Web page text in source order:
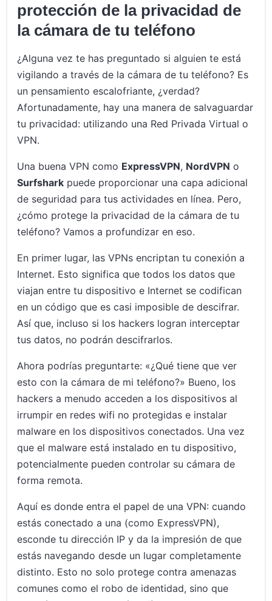
protección de la privacidad de
la cámara de tu teléfono
¿Alguna vez te has preguntado si alguien te está
vigilando a través de la cámara de tu teléfono? Es
un pensamiento escalofriante, ¿verdad?
Afortunadamente, hay una manera de salvaguardar
tu privacidad: utilizando una Red Privada Virtual o
VPN.
Una buena VPN como ExpressVPN, NordVPN o
Surfshark puede proporcionar una capa adicional
de seguridad para tus actividades en línea. Pero,
¿cómo protege la privacidad de la cámara de tu
teléfono? Vamos a profundizar en eso.
En primer lugar, las VPNs encriptan tu conexión a
Internet. Esto significa que todos los datos que
viajan entre tu dispositivo e Internet se codifican
en un código que es casi imposible de descifrar.
Así que, incluso si los hackers logran interceptar
tus datos, no podrán descifrarlos.
Ahora podrías preguntarte: «¿Qué tiene que ver
esto con la cámara de mi teléfono?» Bueno, los
hackers a menudo acceden a los dispositivos al
irrumpir en redes wifi no protegidas e instalar
malware en los dispositivos conectados. Una vez
que el malware está instalado en tu dispositivo,
potencialmente pueden controlar su cámara de
forma remota.
Aquí es donde entra el papel de una VPN: cuando
estás conectado a una (como ExpressVPN),
esconde tu dirección IP y da la impresión de que
estás navegando desde un lugar completamente
distinto. Esto no solo protege contra amenazas
comunes como el robo de identidad, sino que